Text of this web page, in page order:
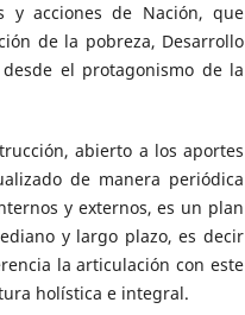
y acciones de Nación, que
de la pobreza, Desarrollo
el protagonismo de la
abierto a los aportes
de manera periódica
y externos, es un plan
y largo plazo, es decir
la articulación con este
holística e integral.